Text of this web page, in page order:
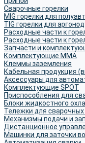
Сварочные горелки
MIG горелки для
TIG горелки для
Расходные части к
Расходные части к
Запчасти и
Комплектующие ММА
Клеммы заземления
Кабельная продукция
Аксессуары для
Комплектующие SPOT
Приспособления для
Блоки жидкостного
Тележки для
Механизмы подачи и
Дистанционное
Машинки для заточки